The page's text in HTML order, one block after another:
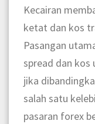
Kecairan
ketat dan kos
Pasangan
spread dan kos
jika
salah satu
pasaran forex